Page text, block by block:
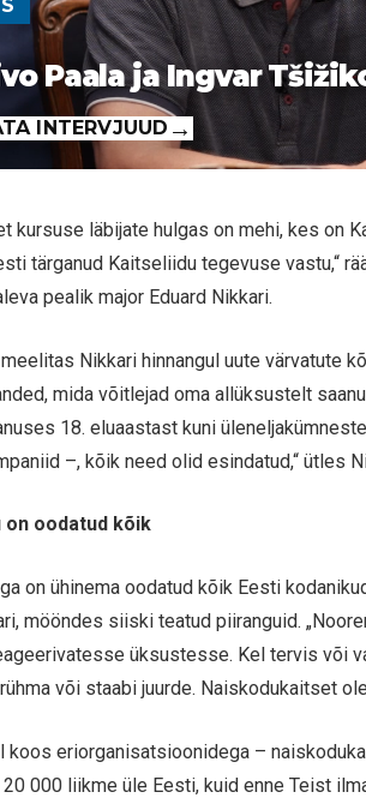
Paala ja Ingvar
INTERVJUUD
kursuse läbijate hulgas on mehi, kes on
tärganud Kaitseliidu tegevuse vastu,“
pealik major Eduard Nikkari.
Nikkari hinnangul uute värvatute
mida võitlejad oma allüksustelt
18. eluaastast kuni
–, kõik need olid esindatud,“ ütles
on oodatud kõik
on ühinema oodatud kõik Eesti
mööndes siiski teatud piiranguid.
üksustesse. Kel tervis või
või staabi juurde. Naiskodukaitset
koos eriorganisatsioonidega –
20 000 liikme üle Eesti, kuid enne Teist